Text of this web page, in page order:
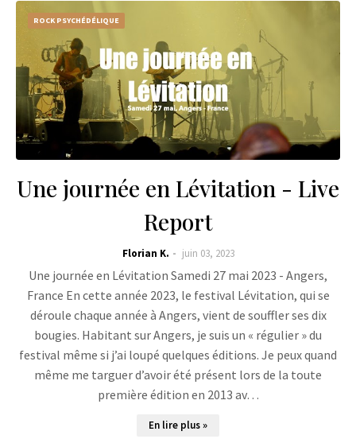
ROCK PSYCHÉDÉLIQUE
Une journée en Lévitation - Live
Report
Florian K. juin 03, 2023
Une journée en Lévitation Samedi 27 mai 2023 - Angers,
France En cette année 2023, le festival Lévitation, qui se
déroule chaque année à Angers, vient de souffler ses dix
bougies. Habitant sur Angers, je suis un « régulier » du
festival même si j’ai loupé quelques éditions. Je peux quand
même me targuer d’avoir été présent lors de la toute
première édition en 2013 av…
En lire plus »